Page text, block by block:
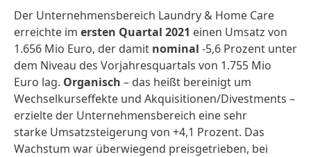
Der Unternehmensbereich Laundry & Home Care
erreichte im ersten Quartal 2021 einen Umsatz von
1.656 Mio Euro, der damit nominal -5,6 Prozent unter
dem Niveau des Vorjahresquartals von 1.755 Mio
Euro lag. Organisch – das heißt bereinigt um
Wechselkurseffekte und Akquisitionen/­Divestments –
erzielte der Unternehmensbereich eine sehr
starke Umsatzsteigerung von +4,1 Prozent. Das
Wachstum war überwiegend preisgetrieben, bei